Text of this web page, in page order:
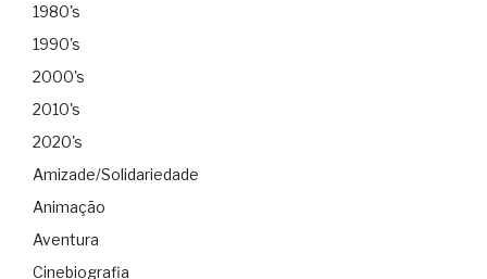
1980's
1990's
2000's
2010's
2020's
Amizade/Solidariedade
Animação
Aventura
Cinebiografia